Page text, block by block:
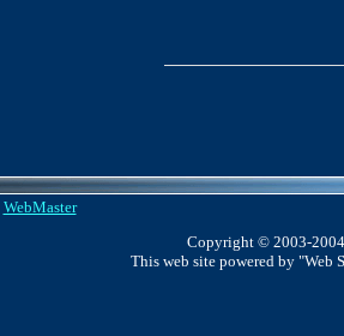
WebMaster
Copyright © 2003-
This web site powered by "Web